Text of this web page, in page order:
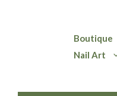
Boutique
Nail Art